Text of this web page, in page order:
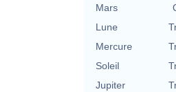
Mars
Lune
Mercure
Soleil
Jupiter